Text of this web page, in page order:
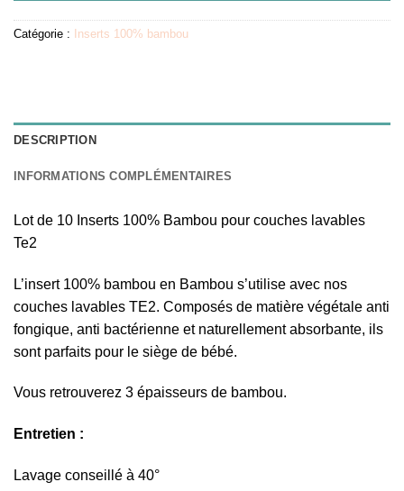
Catégorie : Inserts 100% bambou
DESCRIPTION
INFORMATIONS COMPLÉMENTAIRES
Lot de 10 Inserts 100% Bambou pour couches lavables
Te2
L’insert 100% bambou en Bambou s’utilise avec nos
couches lavables TE2. Composés de matière végétale anti
fongique, anti bactérienne et naturellement absorbante, ils
sont parfaits pour le siège de bébé.
Vous retrouverez 3 épaisseurs de bambou.
Entretien :
Lavage conseillé à 40°